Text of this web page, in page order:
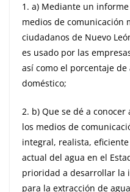
1. a) Mediante un
medios de comunicación
ciudadanos de Nuevo
es usado por las
así como el porcentaje
doméstico;
2. b) Que se dé a
los medios de
integral, realista,
actual del agua en el
prioridad a desarrollar la
para la extracción de